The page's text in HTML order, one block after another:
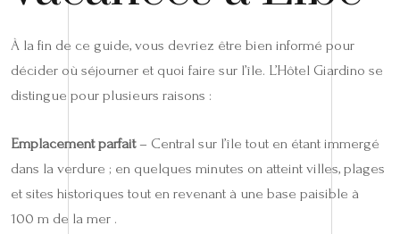
À la fin de ce guide, vous devriez être bien informé pour
décider où séjourner et quoi faire sur l’île. L’Hôtel Giardino se
distingue pour plusieurs raisons :
Emplacement parfait– Central sur l’île tout en étant immergé
dans la verdure ; en quelques minutes on atteint villes, plages
et sites historiques tout en revenant à une base paisible à
100 m de la mer .